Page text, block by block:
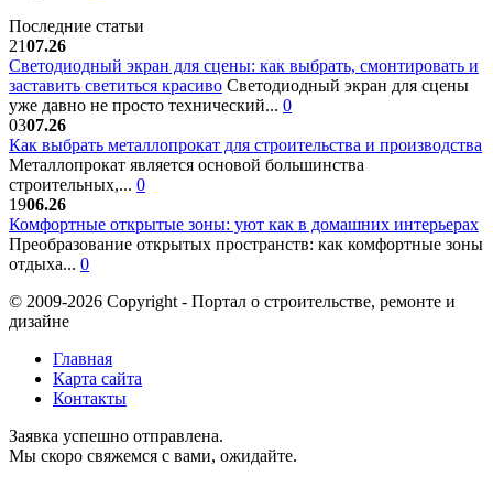
Последние статьи
2107.26
Светодиодный экран для сцены: как выбрать, смонтировать и
заставить светиться красиво Светодиодный экран для сцены
уже давно не просто технический... 0
0307.26
Как выбрать металлопрокат для строительства и производства
Металлопрокат является основой большинства
строительных,... 0
1906.26
Комфортные открытые зоны: уют как в домашних интерьерах
Преобразование открытых пространств: как комфортные зоны
отдыха... 0
© 2009-2026 Copyright - Портал о строительстве, ремонте и
дизайне
Главная
Карта сайта
Контакты
Заявка успешно отправлена.
Мы скоро свяжемся с вами, ожидайте.